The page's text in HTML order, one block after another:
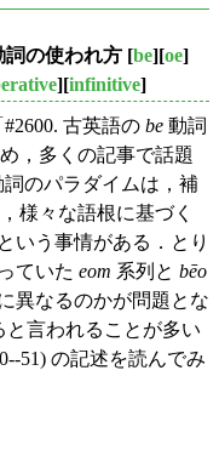
詞の使われ方 [be][oe]
][infinitive]
古英語の be 動詞
，多くの記事で話題
詞のパラダイムは，補
様々な語根に基づく
いう事情がある．とり
ていた eom 系列と bēo
異なるのかが問題とな
と言われることが多い
51) の記述を読んでみ